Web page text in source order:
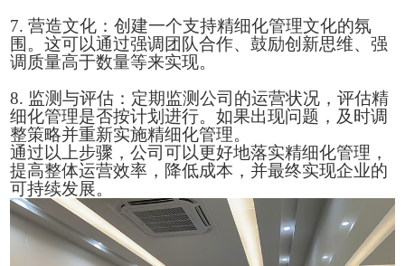
7. 营造文化：创建一个支持精细化管理文化的氛
围。这可以通过强调团队合作、鼓励创新思维、强
调质量高于数量等来实现。
8. 监测与评估：定期监测公司的运营状况，评估精
细化管理是否按计划进行。如果出现问题，及时调
整策略并重新实施精细化管理。
通过以上步骤，公司可以更好地落实精细化管理，
提高整体运营效率，降低成本，并最终实现企业的
可持续发展。